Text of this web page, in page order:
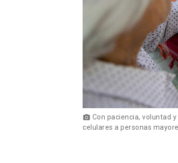
photo_camera Con paciencia, voluntad
celulares a personas